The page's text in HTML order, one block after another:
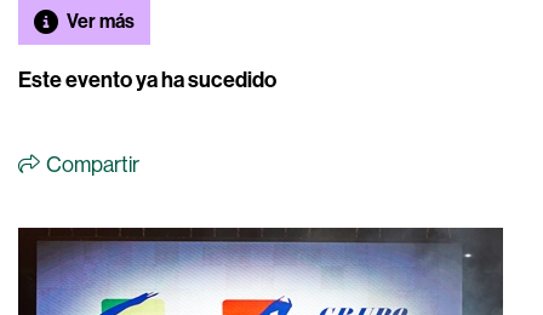
Ver más
Este evento ya ha sucedido
Compartir